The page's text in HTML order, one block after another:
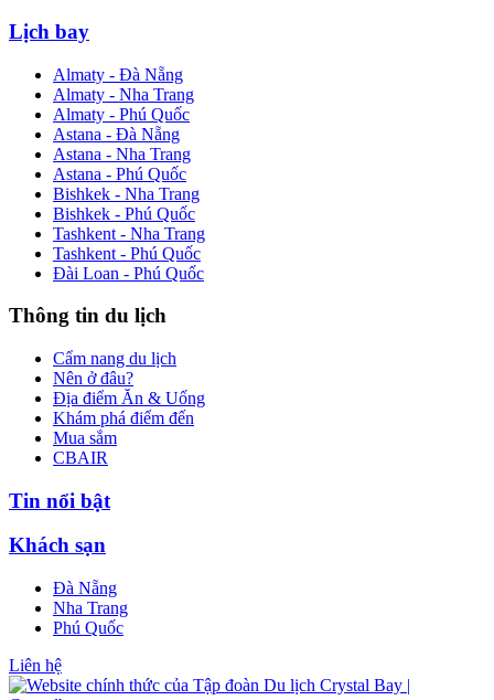
Lịch bay
Almaty - Đà Nẵng
Almaty - Nha Trang
Almaty - Phú Quốc
Astana - Đà Nẵng
Astana - Nha Trang
Astana - Phú Quốc
Bishkek - Nha Trang
Bishkek - Phú Quốc
Tashkent - Nha Trang
Tashkent - Phú Quốc
Đài Loan - Phú Quốc
Thông tin du lịch
Cẩm nang du lịch
Nên ở đâu?
Địa điểm Ăn & Uống
Khám phá điểm đến
Mua sắm
CBAIR
Tin nổi bật
Khách sạn
Đà Nẵng
Nha Trang
Phú Quốc
Liên hệ